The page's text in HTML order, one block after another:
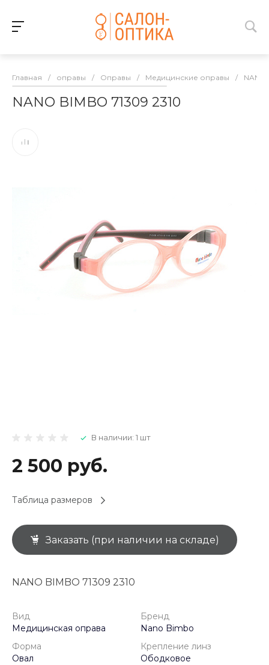
Главная / оправы / Оправы / Медицинские оправы / NANO
NANO BIMBO 71309 2310
В наличии: 1 шт
2 500 руб.
Таблица размеров
Заказать (при наличии на складе)
NANO BIMBO 71309 2310
Вид
Медицинская оправа
Бренд
Nano Bimbo
Форма
Овал
Крепление линз
Ободковое